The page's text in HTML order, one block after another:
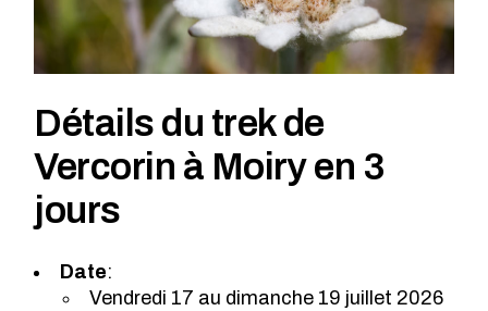
Détails du trek de
Vercorin à Moiry en 3
jours
Date:
Vendredi 17 au dimanche 19 juillet 2026